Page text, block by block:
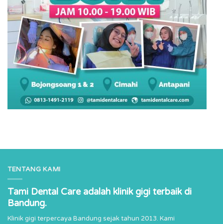
TENTANG KAMI
Tami Dental Care adalah klinik gigi terbaik di
Bandung.
Klinik gigi terpercaya Bandung sejak tahun 2013. Kami